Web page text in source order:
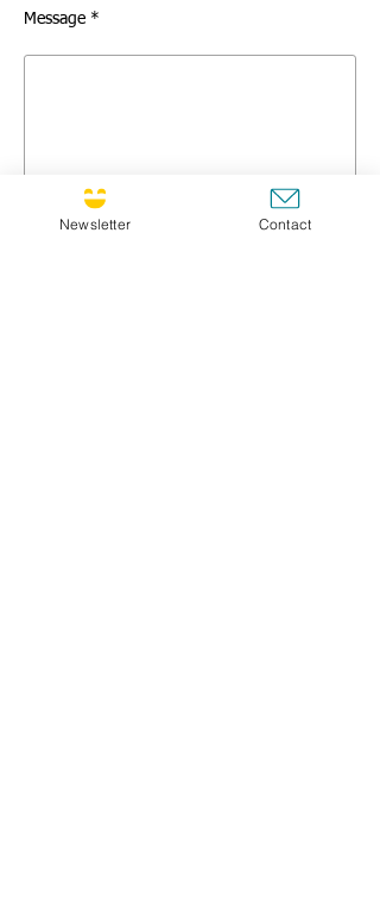
Message *
Newsletter Contact